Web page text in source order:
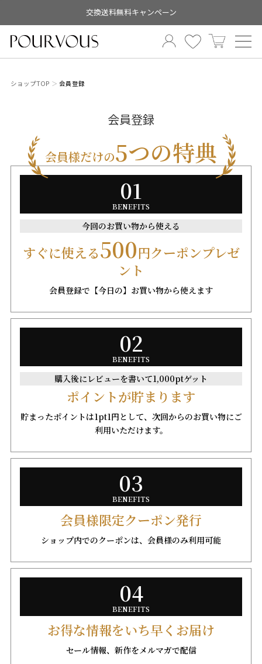
交換送料無料キャンペーン
ショップTOP 会員登録
会員登録
会員様だけの5つの特典
01
BENEFITS
今回のお買い物から使える
すぐに使える500円クーポンプレゼ
ント
会員登録で【今日の】お買い物から使えます
02
BENEFITS
購入後にレビューを書いて1,000ptゲット
ポイントが貯まります
貯まったポイントは1pt1円として、次回からのお買い物にご
利用いただけます。
03
BENEFITS
会員様限定クーポン発行
ショップ内でのクーポンは、会員様のみ利用可能
04
BENEFITS
お得な情報をいち早くお届け
セール情報、新作をメルマガで配信